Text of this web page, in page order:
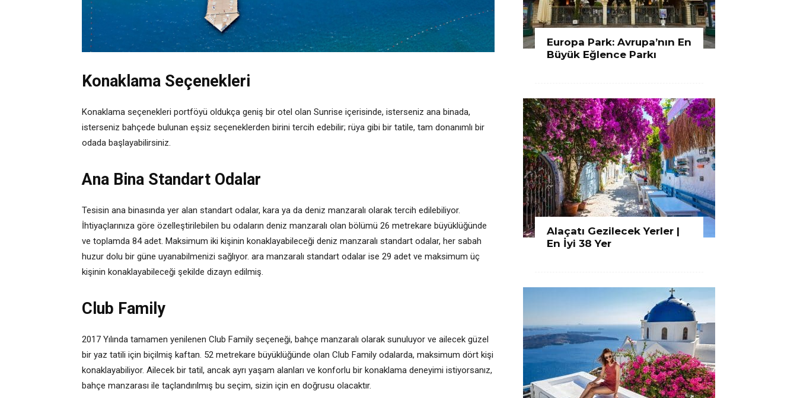
Konaklama Seçenekleri
Konaklama seçenekleri portföyü oldukça geniş bir otel olan Sunrise içerisinde, isterseniz ana binada,
isterseniz bahçede bulunan eşsiz seçeneklerden birini tercih edebilir; rüya gibi bir tatile, tam donanımlı bir
odada başlayabilirsiniz.
Ana Bina Standart Odalar
Tesisin ana binasında yer alan standart odalar, kara ya da deniz manzaralı olarak tercih edilebiliyor.
İhtiyaçlarınıza göre özelleştirilebilen bu odaların deniz manzaralı olan bölümü 26 metrekare büyüklüğünde
ve toplamda 84 adet. Maksimum iki kişinin konaklayabileceği deniz manzaralı standart odalar, her sabah
huzur dolu bir güne uyanabilmenizi sağlıyor. ara manzaralı standart odalar ise 29 adet ve maksimum üç
kişinin konaklayabileceği şekilde dizayn edilmiş.
Club Family
2017 Yılında tamamen yenilenen Club Family seçeneği, bahçe manzaralı olarak sunuluyor ve ailecek güzel
bir yaz tatili için biçilmiş kaftan. 52 metrekare büyüklüğünde olan Club Family odalarda, maksimum dört kişi
konaklayabiliyor. Ailecek bir tatil, ancak ayrı yaşam alanları ve konforlu bir konaklama deneyimi istiyorsanız,
bahçe manzarası ile taçlandırılmış bu seçim, sizin için en doğrusu olacaktır.
Europa Park: Avrupa’nın En
Büyük Eğlence Parkı
Alaçatı Gezilecek Yerler |
En İyi 38 Yer